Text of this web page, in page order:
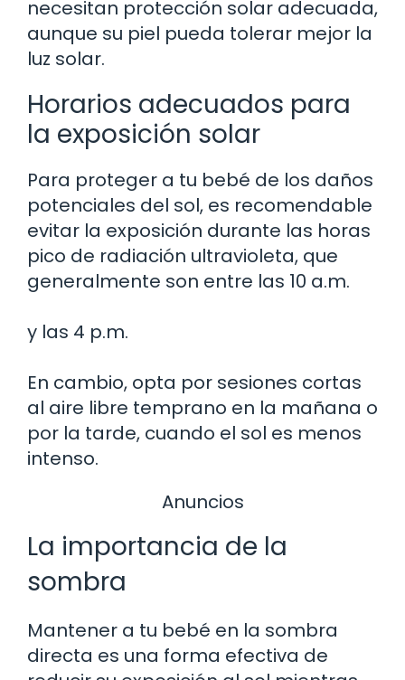
necesitan protección solar adecuada,
aunque su piel pueda tolerar mejor la
luz solar.
Horarios adecuados para
la exposición solar
Para proteger a tu bebé de los daños
potenciales del sol, es recomendable
evitar la exposición durante las horas
pico de radiación ultravioleta, que
generalmente son entre las 10 a.m.
y las 4 p.m.
En cambio, opta por sesiones cortas
al aire libre temprano en la mañana o
por la tarde, cuando el sol es menos
intenso.
Anuncios
La importancia de la
sombra
Mantener a tu bebé en la sombra
directa es una forma efectiva de